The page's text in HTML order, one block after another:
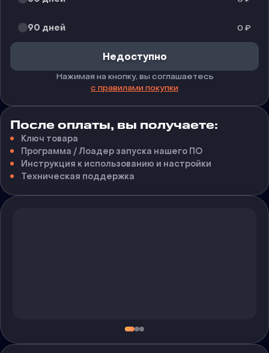
90 дней 0 ₽
Недоступно
Нажимая на кнопку, вы соглашаетесь
с правилами покупки
После оплаты, вы получаете:
Ключ товара
Программа / Лоадер запуска нашего ПО
Инструкция к использованию и настройки
Техническая поддержка